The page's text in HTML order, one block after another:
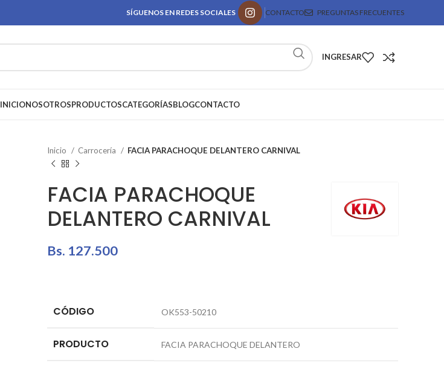
SÍGUENOS EN REDES SOCIALES CONTACTO PREGUNTAS FRECUENTES
INGRESAR
INICIONOSOTROSPRODUCTOSCATEGORÍASBLOGCONTACTO
Inicio Carrocería FACIA PARACHOQUE DELANTERO CARNIVAL
FACIA PARACHOQUE
DELANTERO CARNIVAL
Bs. 127.500
CÓDIGO OK553-50210
PRODUCTO FACIA PARACHOQUE DELANTERO